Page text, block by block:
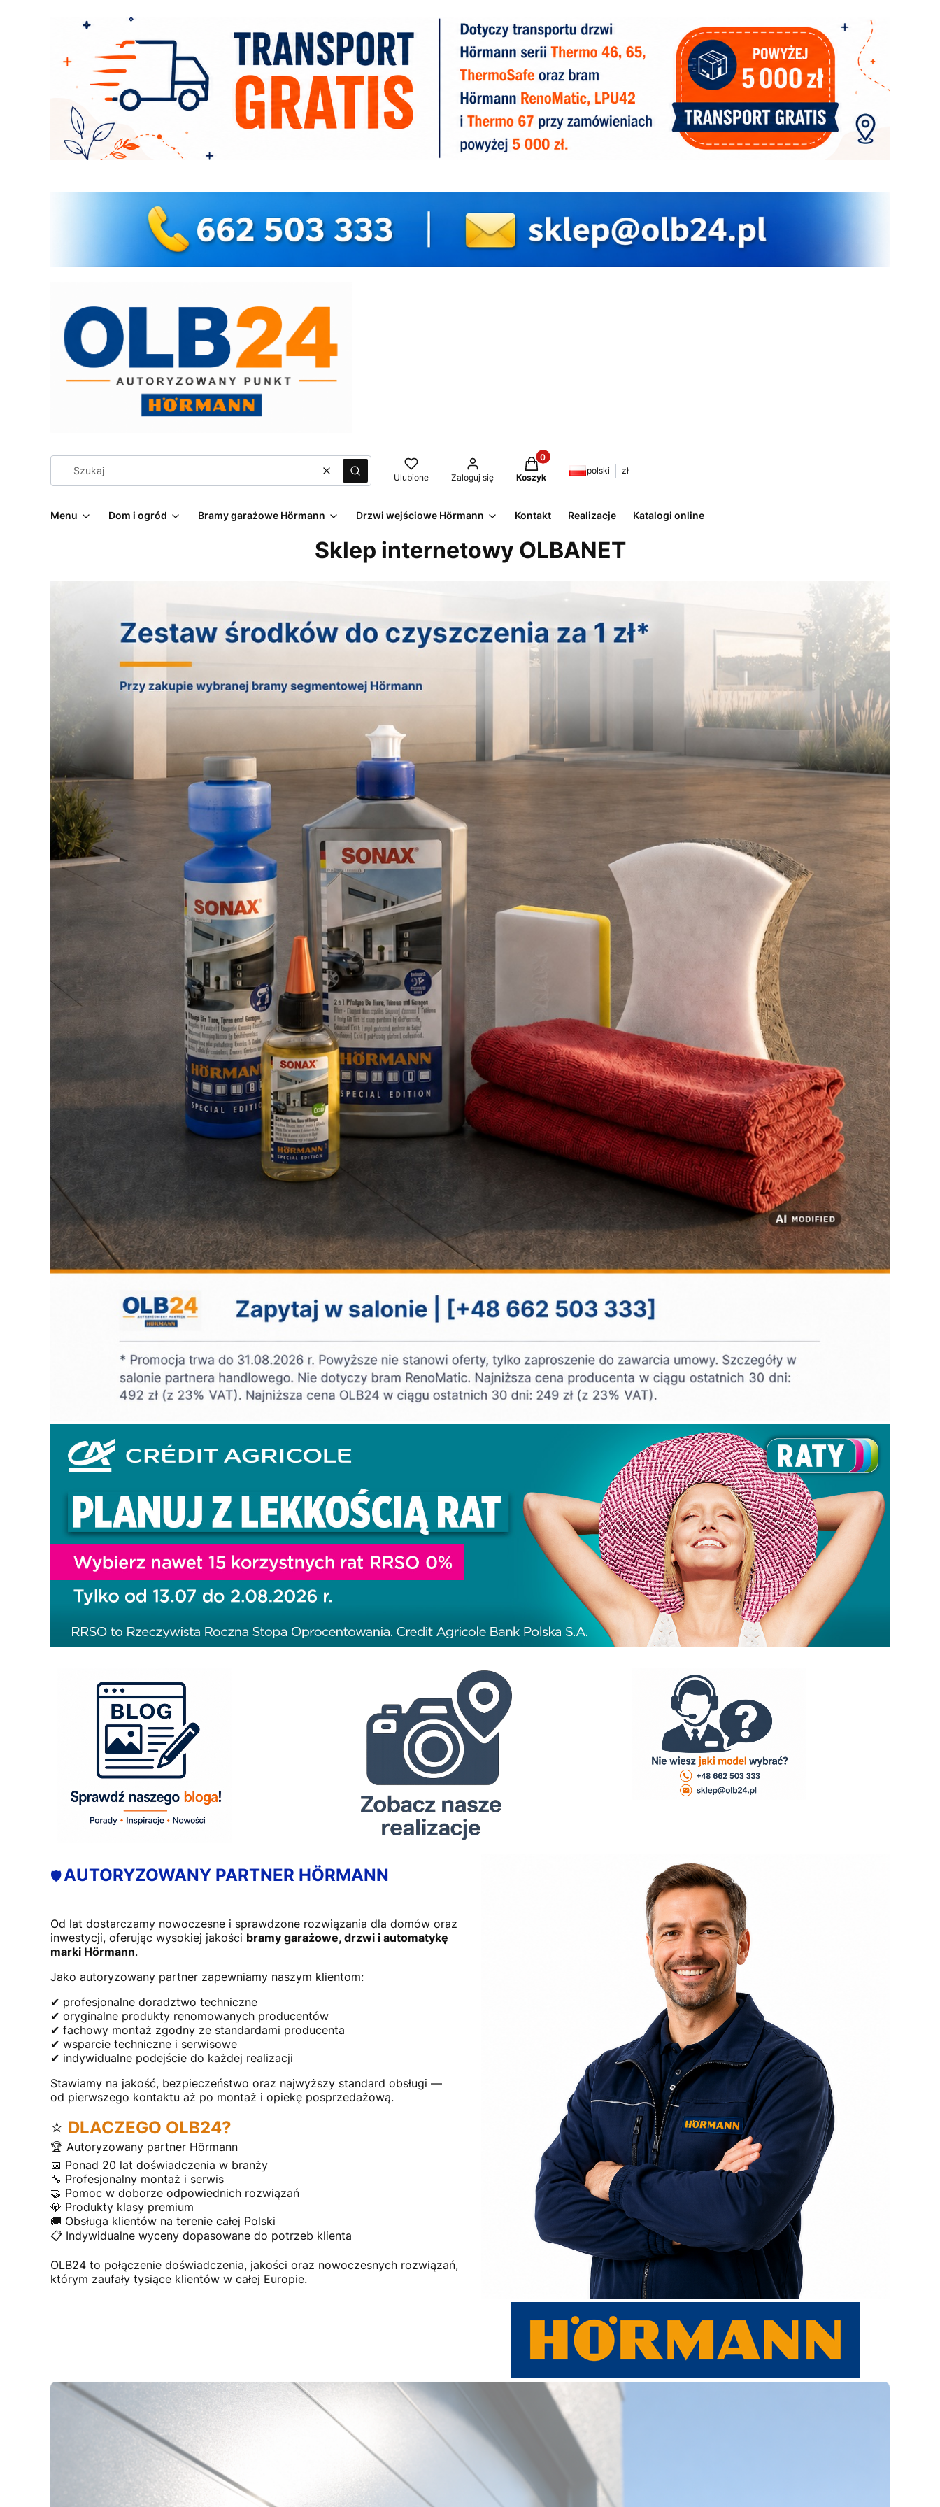
WyczyśćSzukaj Ulubione Zaloguj się
Produkty w koszyku: 0. Zobacz szczegóły
Koszyk
polski zł
Menu Dom i ogród Bramy garażowe Hörmann Drzwi wejściowe Hörmann Kontakt Realizacje Katalogi online
Sklep internetowy OLBANET
🛡️AUTORYZOWANY PARTNER HÖRMANN
Od lat dostarczamy nowoczesne i sprawdzone rozwiązania dla domów oraz
inwestycji, oferując wysokiej jakości bramy garażowe, drzwi i automatykę
marki Hörmann.
Jako autoryzowany partner zapewniamy naszym klientom:
✔ profesjonalne doradztwo techniczne
✔ oryginalne produkty renomowanych producentów
✔ fachowy montaż zgodny ze standardami producenta
✔ wsparcie techniczne i serwisowe
✔ indywidualne podejście do każdej realizacji
Stawiamy na jakość, bezpieczeństwo oraz najwyższy standard obsługi —
od pierwszego kontaktu aż po montaż i opiekę posprzedażową.
⭐ DLACZEGO OLB24?
🏆 Autoryzowany partner Hörmann
📅 Ponad 20 lat doświadczenia w branży
🔧 Profesjonalny montaż i serwis
🤝 Pomoc w doborze odpowiednich rozwiązań
💎 Produkty klasy premium
🚚 Obsługa klientów na terenie całej Polski
📋 Indywidualne wyceny dopasowane do potrzeb klienta
OLB24 to połączenie doświadczenia, jakości oraz nowoczesnych rozwiązań,
którym zaufały tysiące klientów w całej Europie.